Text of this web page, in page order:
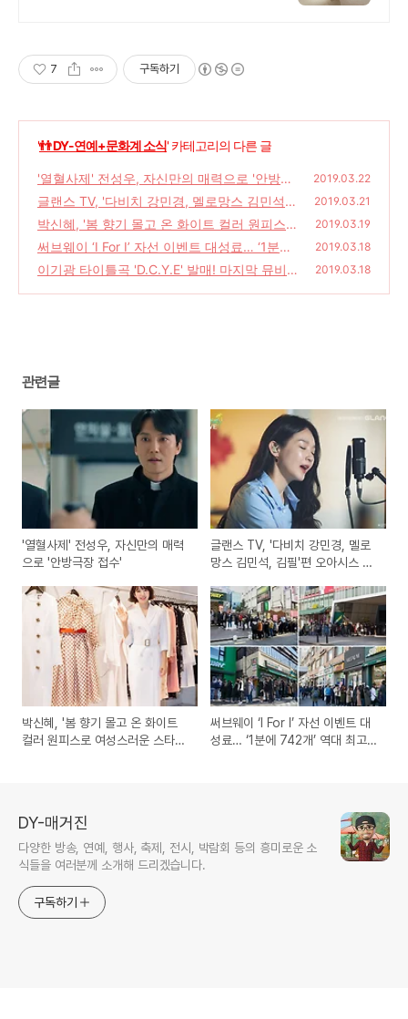
7 구독하기
'👬 DY-연예+문화계 소식' 카테고리의 다른 글
'열혈사제' 전성우, 자신만의 매력으로 '안방극
장 접수'
(0)
2019.03.22
글랜스 TV, '다비치 강민경, 멜로망스 김민석,
김필'편 오아시스 라이브를 선사하다!
(4)
2019.03.21
박신혜, '봄 향기 몰고 온 화이트 컬러 원피스
로 여성스러운 스타일링 완성'
(0)
2019.03.19
써브웨이 ‘I For I’ 자선 이벤트 대성료… ‘1분에
742개’ 역대 최고 판매고 ‘기염’
(4)
2019.03.18
이기광 타이틀곡 'D.C.Y.E' 발매! 마지막 뮤비
2019.03.18
관련글
'열혈사제' 전성우, 자신만의 매력
으로 '안방극장 접수'
글랜스 TV, '다비치 강민경, 멜로
망스 김민석, 김필'편 오아시스 라
박신혜, '봄 향기 몰고 온 화이트
컬러 원피스로 여성스러운 스타일
써브웨이 ‘I For I’ 자선 이벤트 대
성료… ‘1분에 742개’ 역대 최고
DY-매거진
다양한 방송, 연예, 행사, 축제, 전시, 박람회 등의 흥미로운 소
식들을 여러분께 소개해 드리겠습니다.
구독하기